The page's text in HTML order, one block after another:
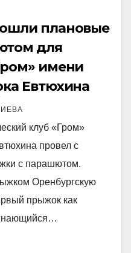
плановые
для
имени
Евтюхина
клуб «Гром»
провел с
с парашютом.
Оренбургскую
прыжок как